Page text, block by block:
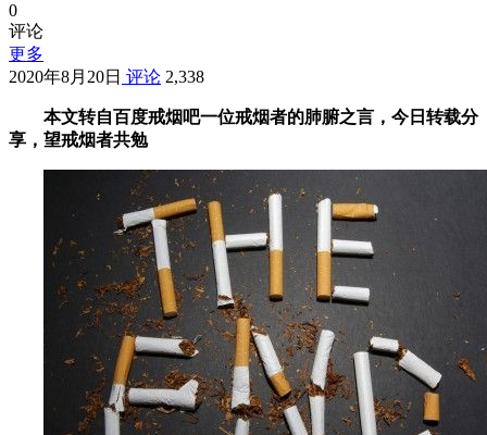
0
评论
更多
2020年8月20日 评论 2,338
本文转自百度戒烟吧一位戒烟者的肺腑之言，今日转载分
享，望戒烟者共勉